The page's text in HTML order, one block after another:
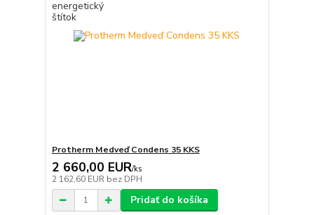
Protherm Medveď Condens 35 KKS
2 660,00 EUR/ks
2 162,60 EUR bez DPH
Pridať do košíka